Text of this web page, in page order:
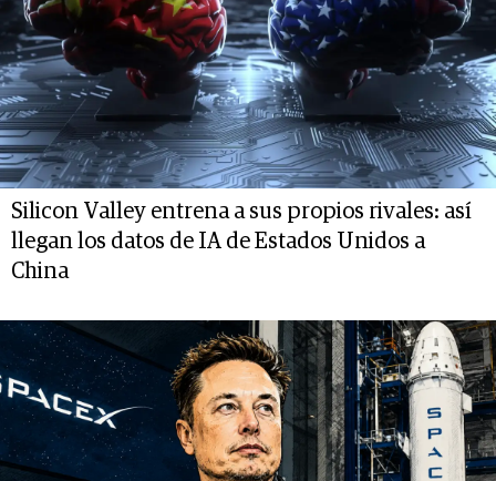
Silicon Valley entrena a sus propios rivales: así
llegan los datos de IA de Estados Unidos a
China